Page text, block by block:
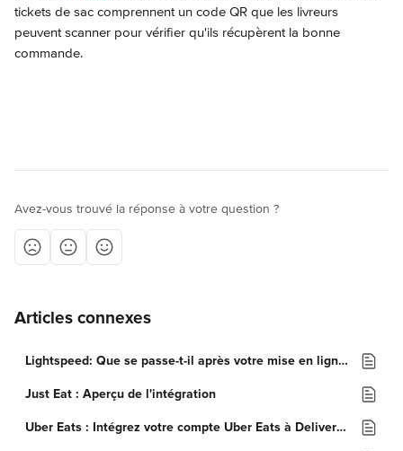
tickets de sac comprennent un code QR que les livreurs
peuvent scanner pour vérifier qu'ils récupèrent la bonne
commande.
Avez-vous trouvé la réponse à votre question ?
Articles connexes
Lightspeed: Que se passe-t-il après votre mise en ligne avec Uber Eats?
Just Eat : Aperçu de l'intégration
Uber Eats : Intégrez votre compte Uber Eats à Deliverect